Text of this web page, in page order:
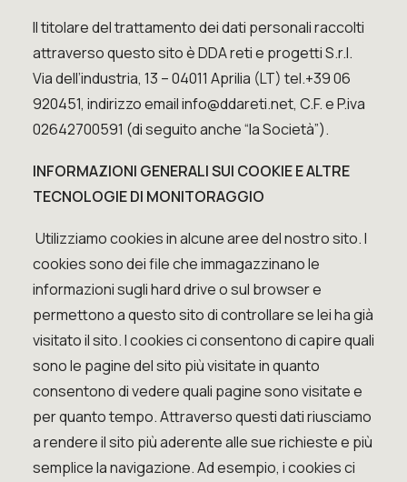
Il titolare del trattamento dei dati personali raccolti
attraverso questo sito è DDA reti e progetti S.r.l.
Via dell’industria, 13 – 04011 Aprilia (LT) tel.+39 06
920451, indirizzo emailinfo@ddareti.net, C.F. e P.iva
02642700591 (di seguito anche “la Società”).
INFORMAZIONI GENERALI SUI COOKIE E ALTRE
TECNOLOGIE DI MONITORAGGIO
Utilizziamo cookies in alcune aree del nostro sito. I
cookies sono dei file che immagazzinano le
informazioni sugli hard drive o sul browser e
permettono a questo sito di controllare se lei ha già
visitato il sito. I cookies ci consentono di capire quali
sono le pagine del sito più visitate in quanto
consentono di vedere quali pagine sono visitate e
per quanto tempo. Attraverso questi dati riusciamo
a rendere il sito più aderente alle sue richieste e più
semplice la navigazione. Ad esempio, i cookies ci